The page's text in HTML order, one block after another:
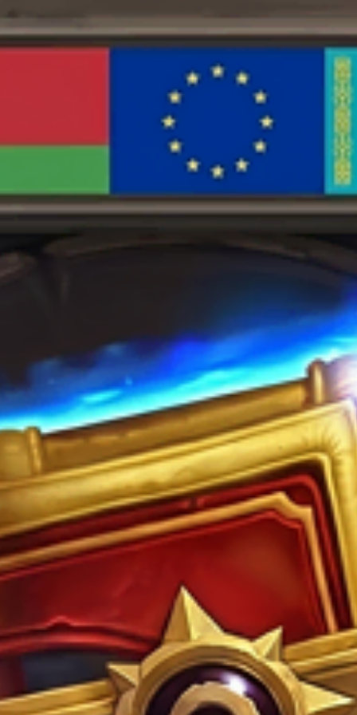
Опции
можно
выбрать
странице
товара.